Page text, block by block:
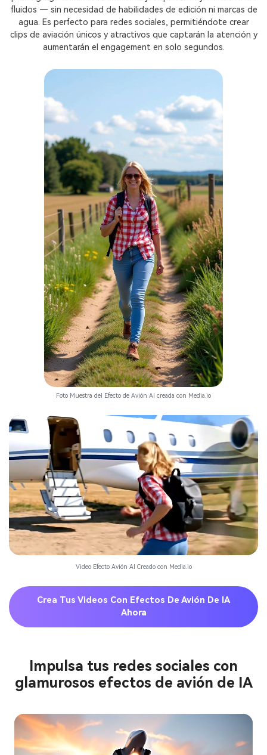
fluidos — sin necesidad de habilidades de edición ni marcas de
agua. Es perfecto para redes sociales, permitiéndote crear
clips de aviación únicos y atractivos que captarán la atención y
aumentarán el engagement en solo segundos.
Foto Muestra del Efecto de Avión AI creada con Media.io
Video Efecto Avión AI Creado con Media.io
Crea Tus Videos Con Efectos De Avión De IA
Ahora
Impulsa tus redes sociales con
glamurosos efectos de avión de IA